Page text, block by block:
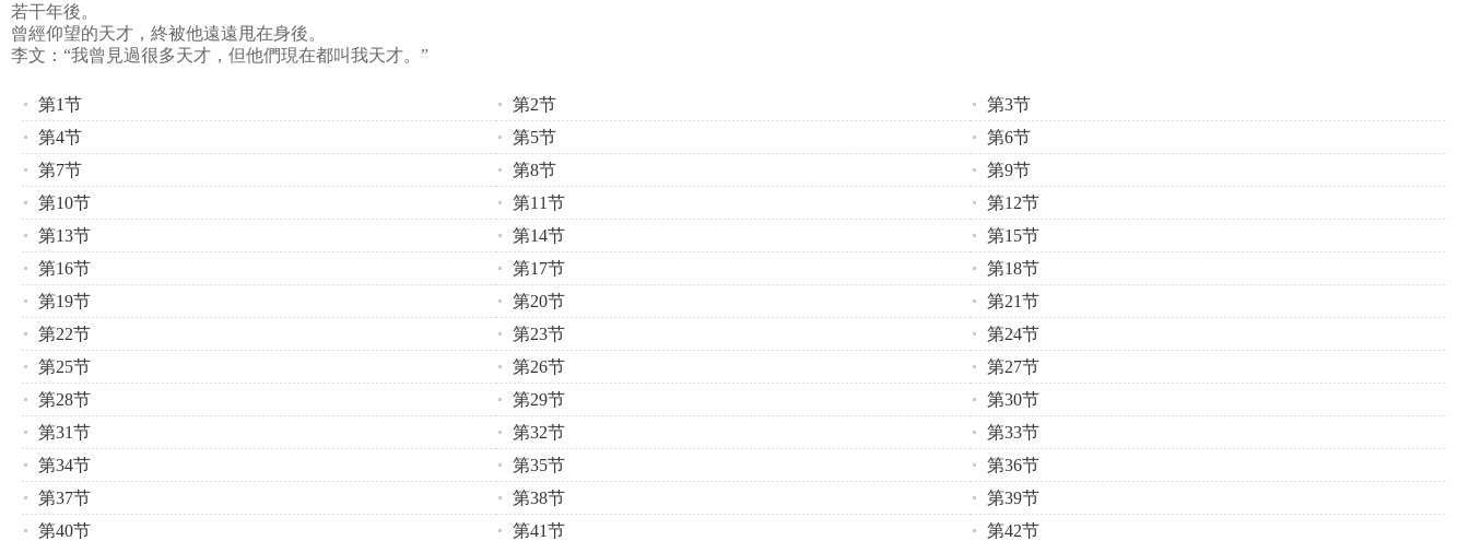
若干年後。
曾經仰望的天才，終被他遠遠甩在身後。
李文：“我曾見過很多天才，但他們現在都叫我天才。”
第1节 第2节
第3节
第4节
第5节
第6节
第7节
第8节
第9节
第10节
第11节
第12节
第13节
第14节
第15节
第16节
第17节
第18节
第19节
第20节
第21节
第22节
第23节
第24节
第25节
第26节
第27节
第28节
第29节
第30节
第31节
第32节
第33节
第34节
第35节
第36节
第37节
第38节
第39节
第40节
第41节
第42节